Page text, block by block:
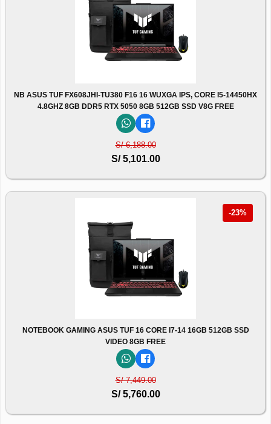
NB ASUS TUF FX608JHI-TU380 F16 16 WUXGA IPS, CORE I5-14450HX
4.8GHZ 8GB DDR5 RTX 5050 8GB 512GB SSD V8G FREE
S/ 6,188.00
S/ 5,101.00
-23%
NOTEBOOK GAMING ASUS TUF 16 CORE I7-14 16GB 512GB SSD
VIDEO 8GB FREE
S/ 7,449.00
S/ 5,760.00